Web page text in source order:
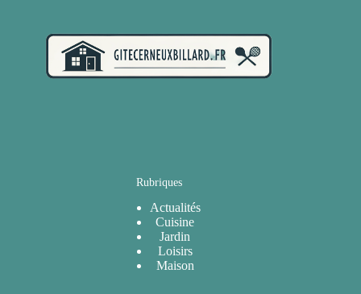
Rubriques
Actualités
Cuisine
Jardin
Loisirs
Maison